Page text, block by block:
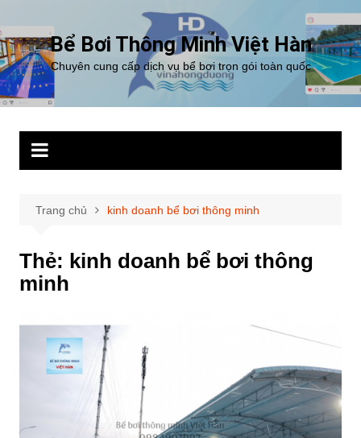
đến
phần
nội
dung
Bể Bơi Thông Minh Việt Hàn
Chuyên cung cấp dịch vụ bể bơi trọn gói toàn quốc
Trang chủ kinh doanh bể bơi thông minh
Thẻ: kinh doanh bể bơi thông
minh